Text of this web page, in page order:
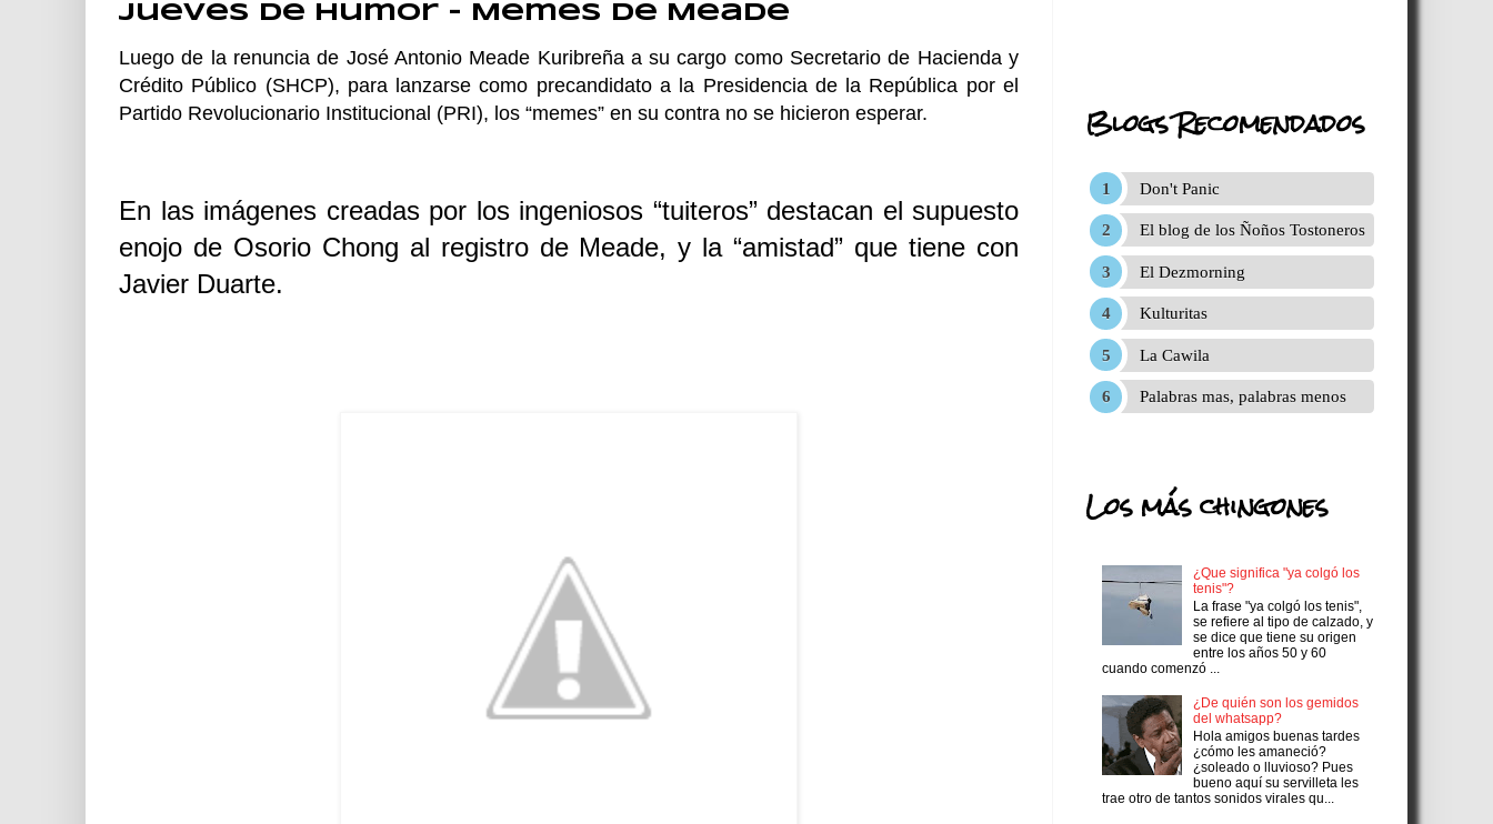
Jueves de Humor - Memes de Meade
Luego de la renuncia de José Antonio Meade Kuribreña a su cargo como Secretario de Hacienda y
Crédito Público (SHCP), para lanzarse como precandidato a la Presidencia de la República por el
Partido Revolucionario Institucional (PRI), los “memes” en su contra no se hicieron esperar.
En las imágenes creadas por los ingeniosos “tuiteros” destacan el supuesto
enojo de Osorio Chong al registro de Meade, y la “amistad” que tiene con
Javier Duarte.
Blogs Recomendados
Don't Panic
El blog de los Ñoños Tostoneros
El Dezmorning
Kulturitas
La Cawila
Palabras mas, palabras menos
Los más chingones
¿Que significa "ya colgó los
tenis"?
La frase "ya colgó los tenis",
se refiere al tipo de calzado, y
se dice que tiene su origen
entre los años 50 y 60
cuando comenzó ...
¿De quién son los gemidos
del whatsapp?
Hola amigos buenas tardes
¿cómo les amaneció?
¿soleado o lluvioso? Pues
bueno aquí su servilleta les
trae otro de tantos sonidos virales qu...